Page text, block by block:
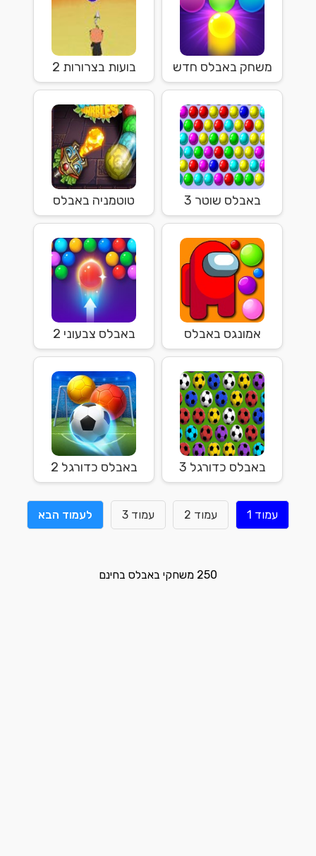
משחק באבלס חדש בועות בצרורות 2
באבלס שוטר 3 טוטמניה באבלס
אמונגס באבלס באבלס צבעוני 2
באבלס כדורגל 3 באבלס כדורגל 2
עמוד 1 עמוד 2 עמוד 3 לעמוד הבא
250 משחקי באבלס בחינם